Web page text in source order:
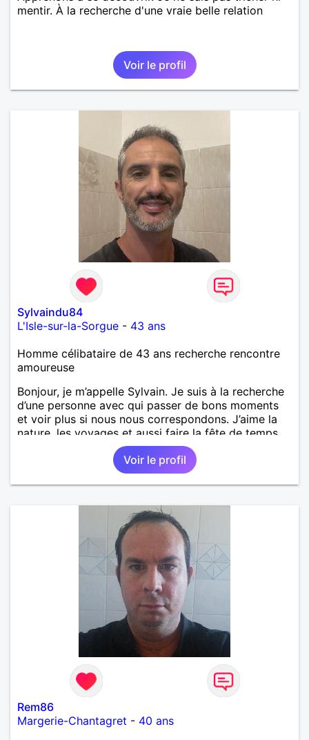
mentir. À la recherche d'une vraie belle relation
Voir le profil
Sylvaindu84
L'Isle-sur-la-Sorgue - 43 ans
Homme célibataire de 43 ans recherche rencontre
amoureuse
Bonjour, je m’appelle Sylvain. Je suis à la recherche
d’une personne avec qui passer de bons moments
et voir plus si nous nous correspondons. J’aime la
nature, les voyages et aussi faire la fête de temps
en temps ;-)Je suis papa d’un petit garçon de 7 ans
dont je m’occupe en garde alternée. J’aime à peu
près tous les styles de musique. (Oui je suis pas
trop fan de Jul). Je fais du sport pour garder la
pense en tout cas 😂)
Voir le profil
Rem86
Margerie-Chantagret - 40 ans